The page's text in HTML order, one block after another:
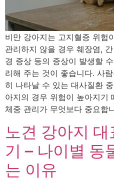
비만 강아지는 고지혈증 위험
관리하지 않을 경우 췌장염,
경 증상 등의 증상이 발생할
리해 주는 것이 좋습니다. 사
히 나타날 수 있는 대사질환
아지의 경우 위험이 높아지기
체중 관리가 무엇보다 중요합
노견 강아지
기 – 나이별 동
는 이유